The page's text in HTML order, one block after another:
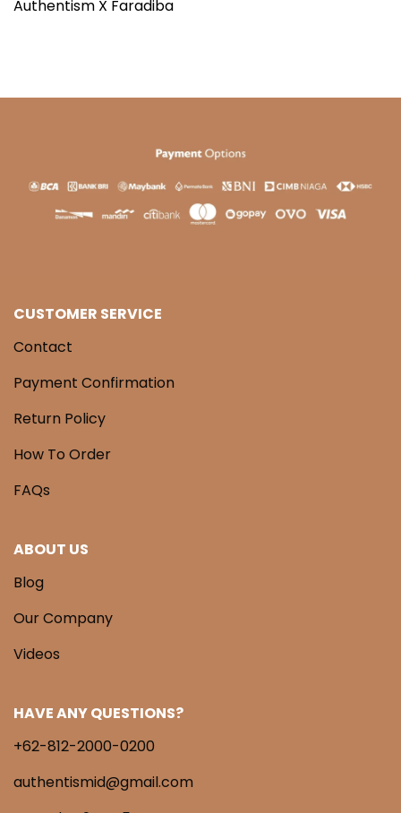
Authentism X Faradiba
CUSTOMER SERVICE
Contact
Payment Confirmation
Return Policy
How To Order
FAQs
ABOUT US
Blog
Our Company
Videos
HAVE ANY QUESTIONS?
+62-812-2000-0200
authentismid@gmail.com